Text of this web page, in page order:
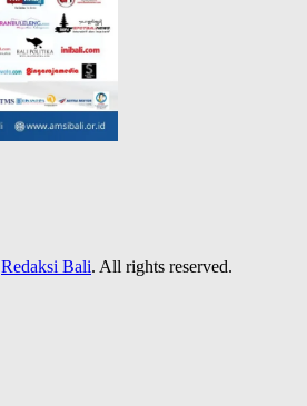
Redaksi Bali. All rights reserved.